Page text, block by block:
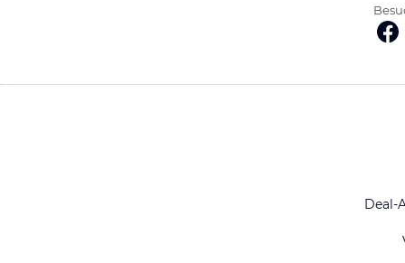
Deal-